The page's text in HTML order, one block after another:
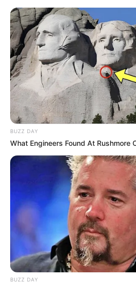
BUZZ DAY
What Engineers Found At Rushmore
BUZZ DAY